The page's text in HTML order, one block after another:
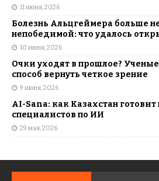
11 июня, 2026
Болезнь Альцгеймера больше
непобедимой: что удалось
10 июня, 2026
Очки уходят в прошлое?
способ вернуть четкое зрение
9 июня, 2026
AI-Sana: как Казахстан
специалистов по ИИ
29 мая, 2026